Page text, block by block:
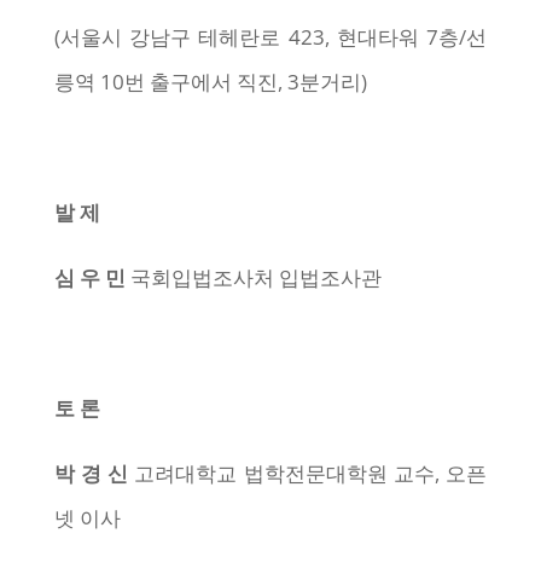
(서울시 강남구 테헤란로 423, 현대타워 7층/선
릉역 10번 출구에서 직진, 3분거리)
발 제
심 우 민 국회입법조사처 입법조사관
토 론
박 경 신 고려대학교 법학전문대학원 교수, 오픈
넷 이사